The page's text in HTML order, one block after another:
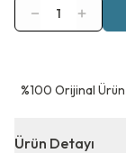
1
⁠%100 Orijinal Ürün
Ürün Detayı